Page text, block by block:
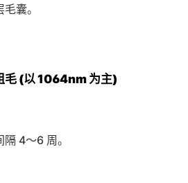
囊。
毛 (以 1064nm 为主)
4～6 周。